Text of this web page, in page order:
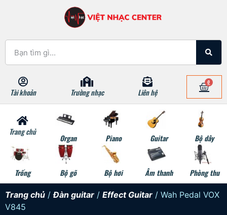
Tài khoản Trường nhạc Liên hệ
0
Trang chủ
Organ Piano Guitar Bộ dây
Trống Bộ gõ Bộ hơi Âm thanh Phòng thu
Trang chủ /Đàn guitar / Effect Guitar / Wah Pedal VOX
V845